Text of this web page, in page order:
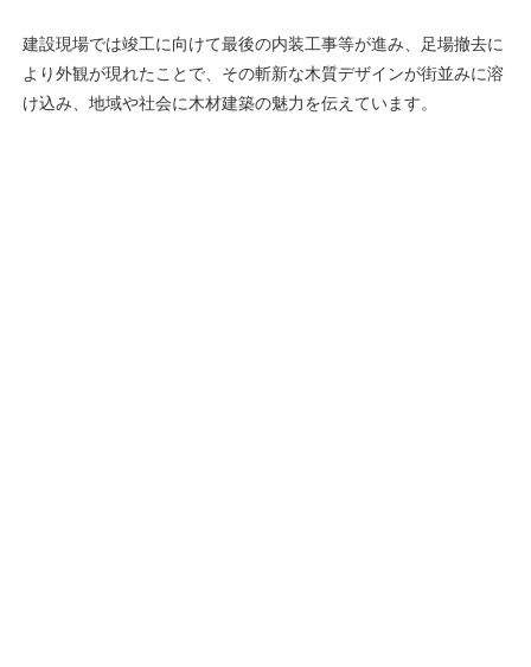
建設現場では竣工に向けて最後の内装工事等が進み、足場撤去に
より外観が現れたことで、その斬新な木質デザインが街並みに溶
け込み、地域や社会に木材建築の魅力を伝えています。